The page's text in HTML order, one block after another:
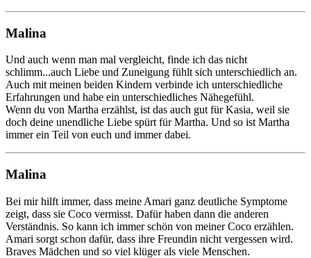
Malina
Und auch wenn man mal vergleicht, finde ich das nicht
schlimm...auch Liebe und Zuneigung fühlt sich unterschiedlich an.
Auch mit meinen beiden Kindern verbinde ich unterschiedliche
Erfahrungen und habe ein unterschiedliches Nähegefühl.
Wenn du von Martha erzählst, ist das auch gut für Kasia, weil sie
doch deine unendliche Liebe spürt für Martha. Und so ist Martha
immer ein Teil von euch und immer dabei.
Malina
Bei mir hilft immer, dass meine Amari ganz deutliche Symptome
zeigt, dass sie Coco vermisst. Dafür haben dann die anderen
Verständnis. So kann ich immer schön von meiner Coco erzählen.
Amari sorgt schon dafür, dass ihre Freundin nicht vergessen wird.
Braves Mädchen und so viel klüger als viele Menschen.